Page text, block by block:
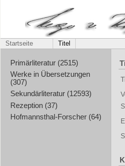
Startseite Titel
Primärliteratur (2515)
Werke in Übersetzungen
(307)
Sekundärliteratur (12593)
Rezeption (37)
Hofmannsthal-Forscher (64)